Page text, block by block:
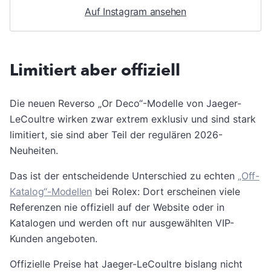
Auf Instagram ansehen
Limitiert aber offiziell
Die neuen Reverso „Or Deco“-Modelle von Jaeger-
LeCoultre wirken zwar extrem exklusiv und sind stark
limitiert, sie sind aber Teil der regulären 2026-
Neuheiten.
Das ist der entscheidende Unterschied zu echten „Off-
Katalog“-Modellen bei Rolex: Dort erscheinen viele
Referenzen nie offiziell auf der Website oder in
Katalogen und werden oft nur ausgewählten VIP-
Kunden angeboten.
Offizielle Preise hat Jaeger-LeCoultre bislang nicht